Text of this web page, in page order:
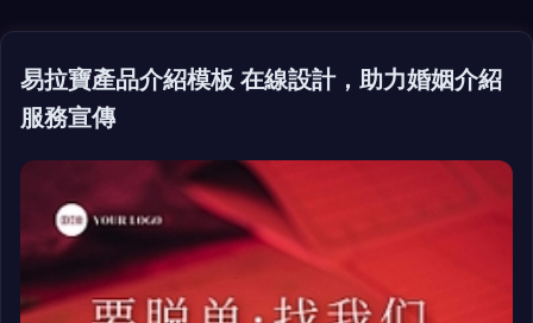
易拉寶產品介紹模板 在線設計，助力婚姻介紹
服務宣傳